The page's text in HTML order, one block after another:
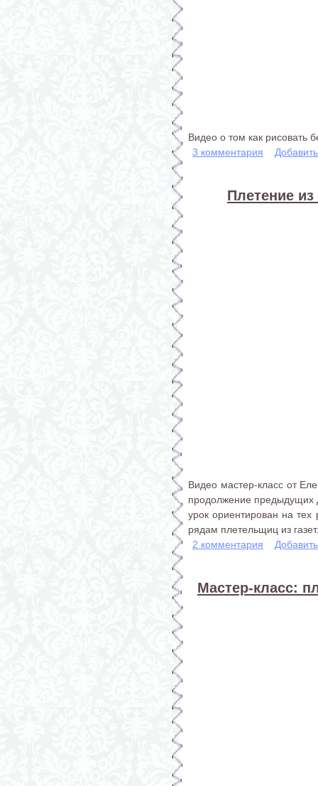
Видео о том как рисовать
3 комментария
Плетение из
Видео мастер-класс от
продолжение предыдущих
урок ориентирован на
рядам плетельщиц из газет.
2 комментария
Мастер-класс: